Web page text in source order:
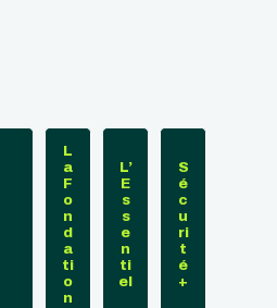
L
a
F
o
n
d
a
ti
o
n
L’
E
s
s
e
n
ti
el
S
é
c
u
ri
t
é
+